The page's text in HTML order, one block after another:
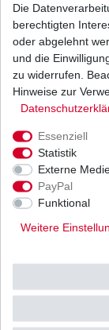
Die
berechtigten
oder abgelehnt
und die
zu widerrufen.
Hinweise zur
Essenziell
Statistik
Externe
PayPal
Funktional
Weitere